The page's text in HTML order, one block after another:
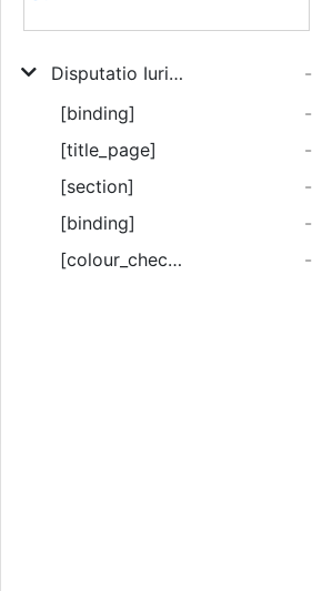
Disputatio Iuridica, De Iure Emphyteutico
-
[binding]
-
[title_page]
-
[section]
-
[binding]
-
[colour_checker]
-